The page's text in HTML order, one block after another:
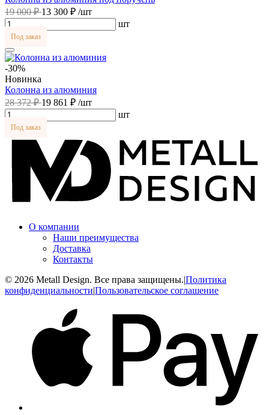
19 000 ₽13 300 ₽ /шт
шт
Под заказ
-30%
Новинка
Колонна из алюминия
28 372 ₽19 861 ₽ /шт
шт
Под заказ
О компании
Наши преимущества
Доставка
Контакты
© 2026 Metall Design. Все права защищены.|Политика
конфиденциальности|Пользовательское соглашение